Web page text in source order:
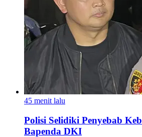
45 menit lalu
Polisi Selidiki Penyebab
Bapenda DKI